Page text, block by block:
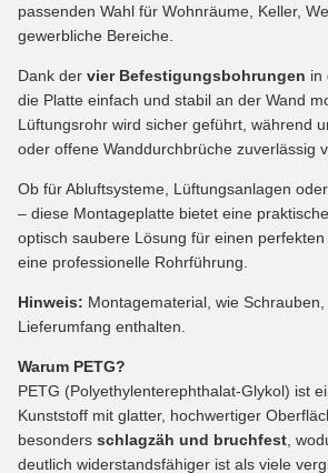
passenden Wahl für Wohnräume, Keller,
gewerbliche Bereiche.
Dank der vier Befestigungsbohrungen in
die Platte einfach und stabil an der Wand
Lüftungsrohr wird sicher geführt, während
oder offene Wanddurchbrüche zuverlässig
Ob für Abluftsysteme, Lüftungsanlagen
– diese Montageplatte bietet eine
optisch saubere Lösung für einen
eine professionelle Rohrführung.
Hinweis: Montagematerial, wie
Lieferumfang enthalten.
Warum PETG?
PETG (Polyethylenterephthalat-Glykol) ist
Kunststoff mit glatter, hochwertiger
besonders schlagzäh und bruchfest ,
deutlich widerstandsfähiger ist als viele